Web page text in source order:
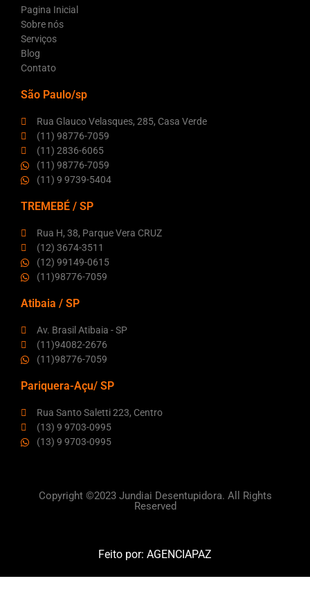
Pagina Inicial
Sobre nós
Serviços
Blog
Contato
São Paulo/sp
Rua Glauco Velasques, 285, Casa Verde
(11) 98776-7059
(11) 2836-6065
(11) 98776-7059
(11) 9 9739-5404
TREMEBÉ / SP
Rua H, 38, Parque Vera CRUZ
(12) 3674-3511
(12) 99149-0615
(11)98776-7059
Atibaia / SP
Av. Brasil Atibaia - SP
(11)94082-2676
(11)98776-7059
Pariquera-Açu/ SP
Rua Santo Saletti 223, Centro
(13) 9 9703-0995
(13) 9 9703-0995
Copyright ©2023 Jundiai Desentupidora. All Rights
Reserved
Feito por: AGENCIAPAZ